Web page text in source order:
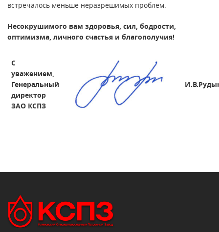
встречалось меньше неразрешимых проблем.
Несокрушимого вам здоровья, сил, бодрости,
оптимизма, личного счастья и благополучия!
С
уважением,
Генеральный
директор
ЗАО КСПЗ